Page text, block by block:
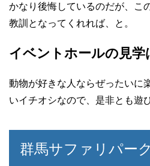
かなり後悔しているのだが、こ
教訓となってくれれば、と。
イベントホールの見学
動物が好きな人ならぜったいに
いイチオシなので、是非とも遊
群馬サファリパー